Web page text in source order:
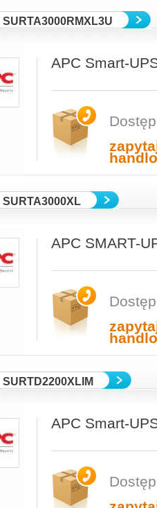
SURTA3000RMXL3U
APC Smart-
SURTA3000XL
APC SMART-
SURTD2200XLIM
APC Smart-